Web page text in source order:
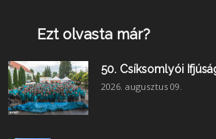
Ezt olvasta már?
50. Csíksomlyói
2026. augusztus 09.